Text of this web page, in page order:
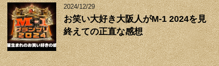
2024/12/29
お笑い大好き大阪人がM-1 2024を見
終えての正直な感想